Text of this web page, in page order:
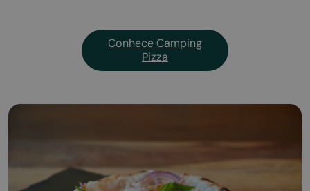
Conhece Camping
Pizza